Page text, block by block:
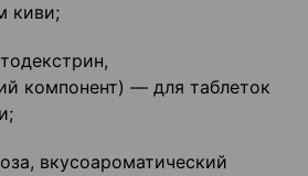
киви;
компонент) — для таблеток
вкусоароматический